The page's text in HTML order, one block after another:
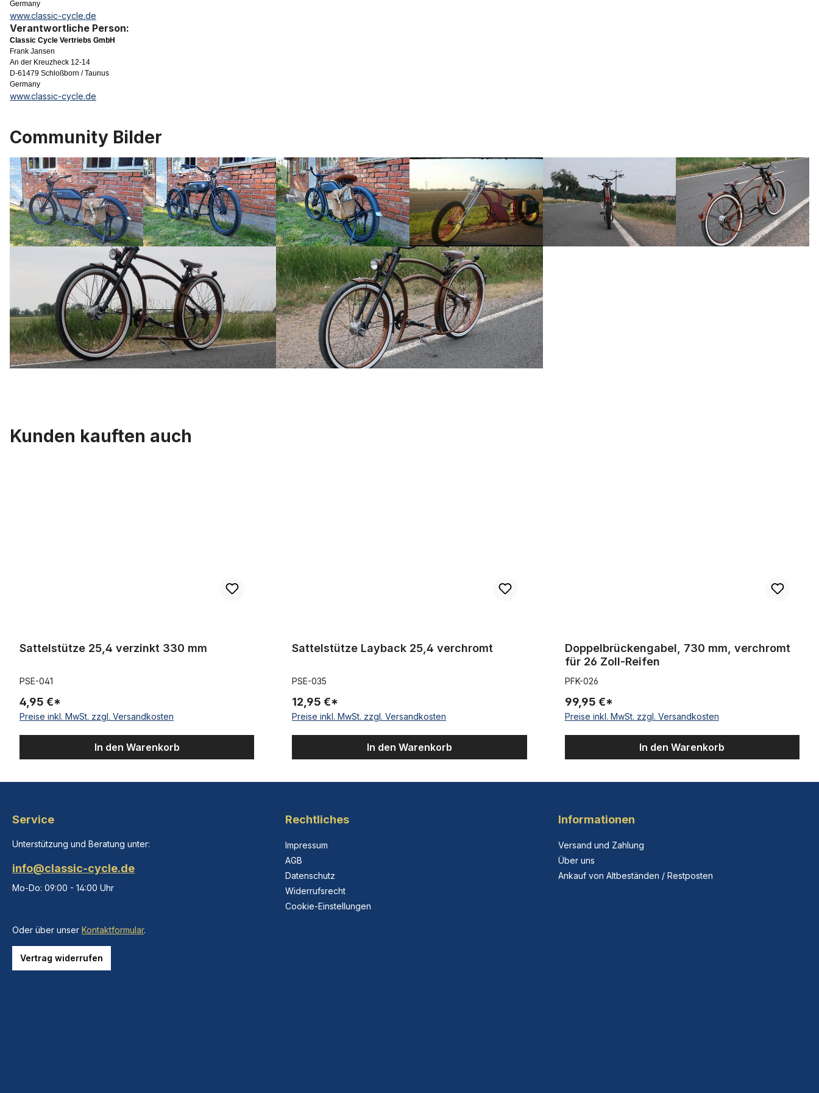
Germany
www.classic-cycle.de
Verantwortliche Person:
Classic Cycle Vertriebs GmbH
Frank Jansen
An der Kreuzheck 12-14
D-61479 Schloßborn / Taunus
Germany
www.classic-cycle.de
Community Bilder
Kunden kauften auch
Sattelstütze 25,4 verzinkt 330 mm
PSE-041
4,95 €*
Preise inkl. MwSt. zzgl. Versandkosten
In den Warenkorb
Sattelstütze Layback 25,4 verchromt
PSE-035
12,95 €*
Preise inkl. MwSt. zzgl. Versandkosten
In den Warenkorb
Doppelbrückengabel, 730 mm, verchromt
für 26 Zoll-Reifen
PFK-026
99,95 €*
Preise inkl. MwSt. zzgl. Versandkosten
In den Warenkorb
Service
Unterstützung und Beratung unter:
info@classic-cycle.de
Mo-Do: 09:00 - 14:00 Uhr
Oder über unser Kontaktformular.
Vertrag widerrufen
Rechtliches
Impressum
AGB
Datenschutz
Widerrufsrecht
Cookie-Einstellungen
Informationen
Versand und Zahlung
Über uns
Ankauf von Altbeständen / Restposten